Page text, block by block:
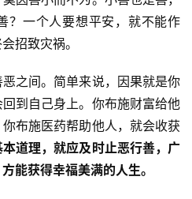
？一个人要想平安，就不能作
招致灾祸。
之间。简单来说，因果就是你
到自己身上。你布施财富给他
布施医药帮助他人，就会收获
道理，就应及时止恶行善，广
能获得幸福美满的人生。